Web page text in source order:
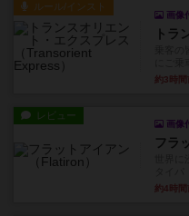
ルール/インスト
画像
トラ
約3時間
レビュー
画像
フラ
約4時間